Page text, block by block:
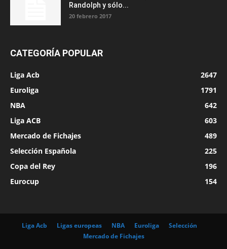
Randolph y sólo...
20 febrero 2017
CATEGORÍA POPULAR
Liga Acb
2647
Euroliga
1791
NBA
642
Liga ACB
603
Mercado de Fichajes
489
Selección Española
225
Copa del Rey
196
Eurocup
154
Liga Acb Ligas europeas NBA Euroliga
Selección
Mercado de Fichajes